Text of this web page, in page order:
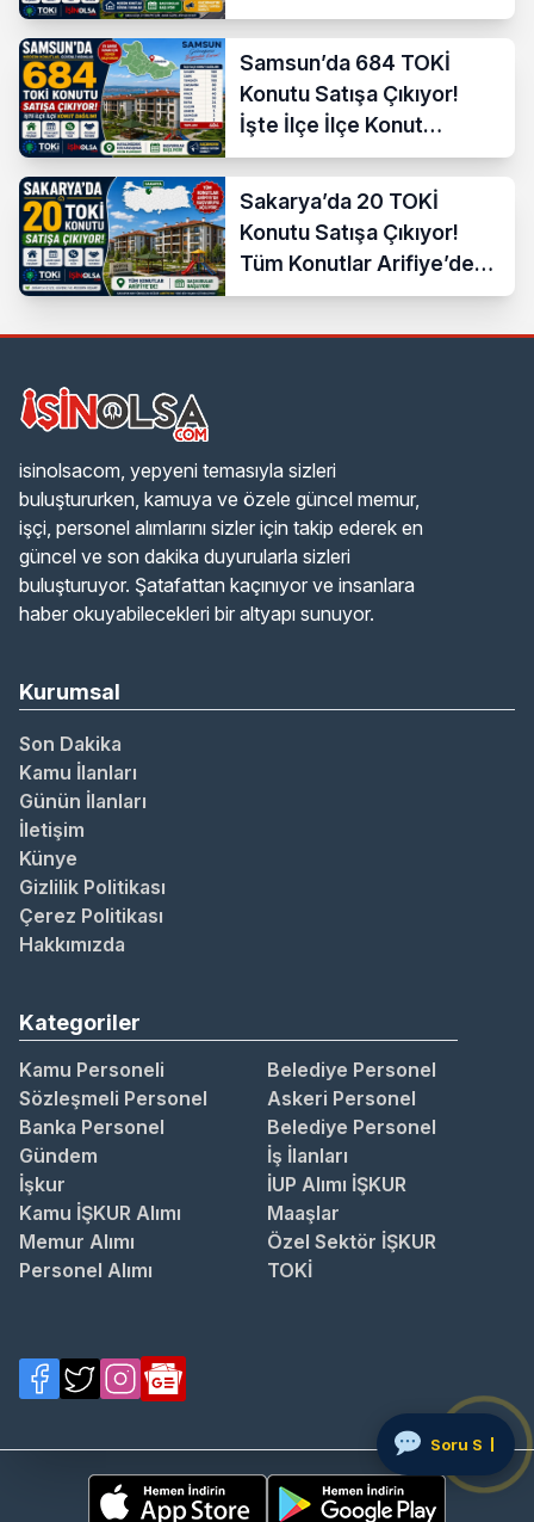
Samsun’da 684 TOKİ
Konutu Satışa Çıkıyor!
İşte İlçe İlçe Konut
Dağılımı
Sakarya’da 20 TOKİ
Konutu Satışa Çıkıyor!
Tüm Konutlar Arifiye’de
Başvuruya Açılıyor
isinolsacom, yepyeni temasıyla sizleri
buluştururken, kamuya ve özele güncel memur,
işçi, personel alımlarını sizler için takip ederek en
güncel ve son dakika duyurularla sizleri
buluşturuyor. Şatafattan kaçınıyor ve insanlara
haber okuyabilecekleri bir altyapı sunuyor.
Kurumsal
Son Dakika
Kamu İlanları
Günün İlanları
İletişim
Künye
Gizlilik Politikası
Çerez Politikası
Hakkımızda
Kategoriler
Kamu Personeli
Belediye Personel
Sözleşmeli Personel
Askeri Personel
Banka Personel
Belediye Personel
Gündem
İş İlanları
İşkur
İUP Alımı İŞKUR
Kamu İŞKUR Alımı
Maaşlar
Memur Alımı
Özel Sektör İŞKUR
Personel Alımı
TOKİ